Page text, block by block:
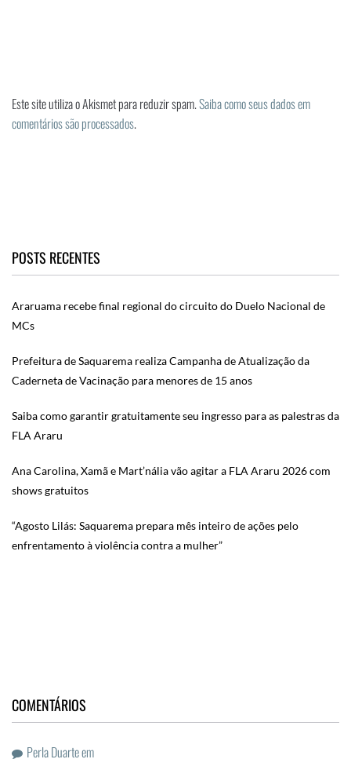
Este site utiliza o Akismet para reduzir spam.Saiba como seus dados em
comentários são processados.
POSTS RECENTES
Araruama recebe final regional do circuito do Duelo Nacional de
MCs
Prefeitura de Saquarema realiza Campanha de Atualização da
Caderneta de Vacinação para menores de 15 anos
Saiba como garantir gratuitamente seu ingresso para as palestras da
FLA Araru
Ana Carolina, Xamã e Mart’nália vão agitar a FLA Araru 2026 com
shows gratuitos
“Agosto Lilás: Saquarema prepara mês inteiro de ações pelo
enfrentamento à violência contra a mulher”
COMENTÁRIOS
Perla Duarteem